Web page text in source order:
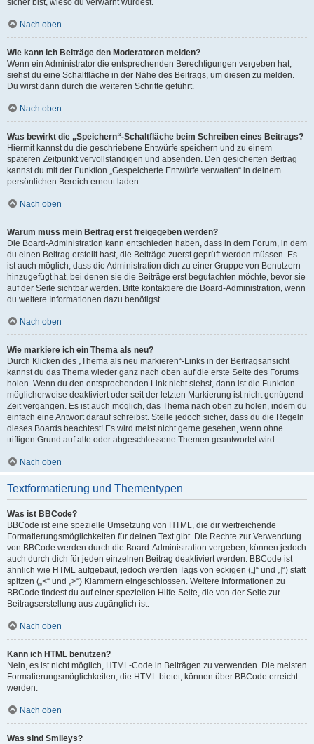
sicher bist, wieso du verwarnt wurdest.
Nach oben
Wie kann ich Beiträge den Moderatoren melden?
Wenn ein Administrator die entsprechenden Berechtigungen vergeben hat,
siehst du eine Schaltfläche in der Nähe des Beitrags, um diesen zu melden.
Du wirst dann durch die weiteren Schritte geführt.
Nach oben
Was bewirkt die „Speichern“-Schaltfläche beim Schreiben eines Beitrags?
Hiermit kannst du die geschriebene Entwürfe speichern und zu einem
späteren Zeitpunkt vervollständigen und absenden. Den gesicherten Beitrag
kannst du mit der Funktion „Gespeicherte Entwürfe verwalten“ in deinem
persönlichen Bereich erneut laden.
Nach oben
Warum muss mein Beitrag erst freigegeben werden?
Die Board-Administration kann entschieden haben, dass in dem Forum, in dem
du einen Beitrag erstellt hast, die Beiträge zuerst geprüft werden müssen. Es
ist auch möglich, dass die Administration dich zu einer Gruppe von Benutzern
hinzugefügt hat, bei denen sie die Beiträge erst begutachten möchte, bevor sie
auf der Seite sichtbar werden. Bitte kontaktiere die Board-Administration, wenn
du weitere Informationen dazu benötigst.
Nach oben
Wie markiere ich ein Thema als neu?
Durch Klicken des „Thema als neu markieren“-Links in der Beitragsansicht
kannst du das Thema wieder ganz nach oben auf die erste Seite des Forums
holen. Wenn du den entsprechenden Link nicht siehst, dann ist die Funktion
möglicherweise deaktiviert oder seit der letzten Markierung ist nicht genügend
Zeit vergangen. Es ist auch möglich, das Thema nach oben zu holen, indem du
einfach eine Antwort darauf schreibst. Stelle jedoch sicher, dass du die Regeln
dieses Boards beachtest! Es wird meist nicht gerne gesehen, wenn ohne
triftigen Grund auf alte oder abgeschlossene Themen geantwortet wird.
Nach oben
Textformatierung und Thementypen
Was ist BBCode?
BBCode ist eine spezielle Umsetzung von HTML, die dir weitreichende
Formatierungsmöglichkeiten für deinen Text gibt. Die Rechte zur Verwendung
von BBCode werden durch die Board-Administration vergeben, können jedoch
auch durch dich für jeden einzelnen Beitrag deaktiviert werden. BBCode ist
ähnlich wie HTML aufgebaut, jedoch werden Tags von eckigen („[“ und „]“) statt
spitzen („<“ und „>“) Klammern eingeschlossen. Weitere Informationen zu
BBCode findest du auf einer speziellen Hilfe-Seite, die von der Seite zur
Beitragserstellung aus zugänglich ist.
Nach oben
Kann ich HTML benutzen?
Nein, es ist nicht möglich, HTML-Code in Beiträgen zu verwenden. Die meisten
Formatierungsmöglichkeiten, die HTML bietet, können über BBCode erreicht
werden.
Nach oben
Was sind Smileys?